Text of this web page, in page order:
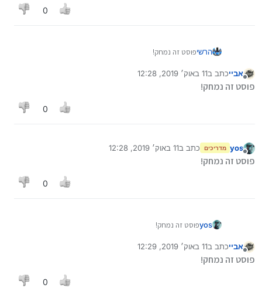
0
הרשיפוסט זה נמחק!
אבייכתב ב11 באוק׳ 2019, 12:28
נערך לאחרונה על ידי
פוסט זה נמחק!
0
yos מדריכים כתב ב11 באוק׳ 2019, 12:28
נערך לאחרונה על ידי
פוסט זה נמחק!
0
yosפוסט זה נמחק!
אבייכתב ב11 באוק׳ 2019, 12:29
נערך לאחרונה על ידי
פוסט זה נמחק!
0